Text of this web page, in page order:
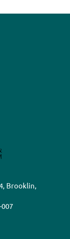
Brooklin,
007